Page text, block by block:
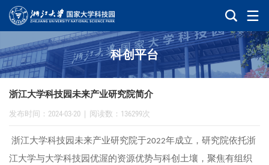
科创平台
浙江大学科技园未来产业研究院简介
发布时间：2024-03-20 阅读数：136299次
浙江大学科技园未来产业研究院于2022年成立，研究院依托浙
江大学与大学科技园优渥的资源优势与科创土壤，聚焦有组织